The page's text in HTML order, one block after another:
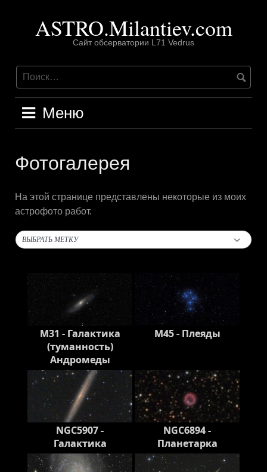
содержимомуASTRO.Milantiev.com
Сайт обсерватории L71 Vedrus
Меню
Фотогалерея
На этой странице представлены некоторые из моих
астрофото работ.
ВЫБРАТЬ МЕТКУ
M31 - Галактика
(туманность)
Андромеды
M45 - Плеяды
NGC5907 -
Галактика
NGC6894 -
Планетарка